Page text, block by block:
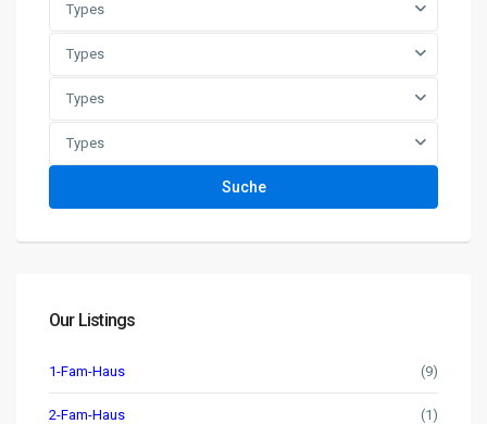
Types
Types
Types
Types
Suche
Our Listings
1-Fam-Haus (9)
2-Fam-Haus (1)